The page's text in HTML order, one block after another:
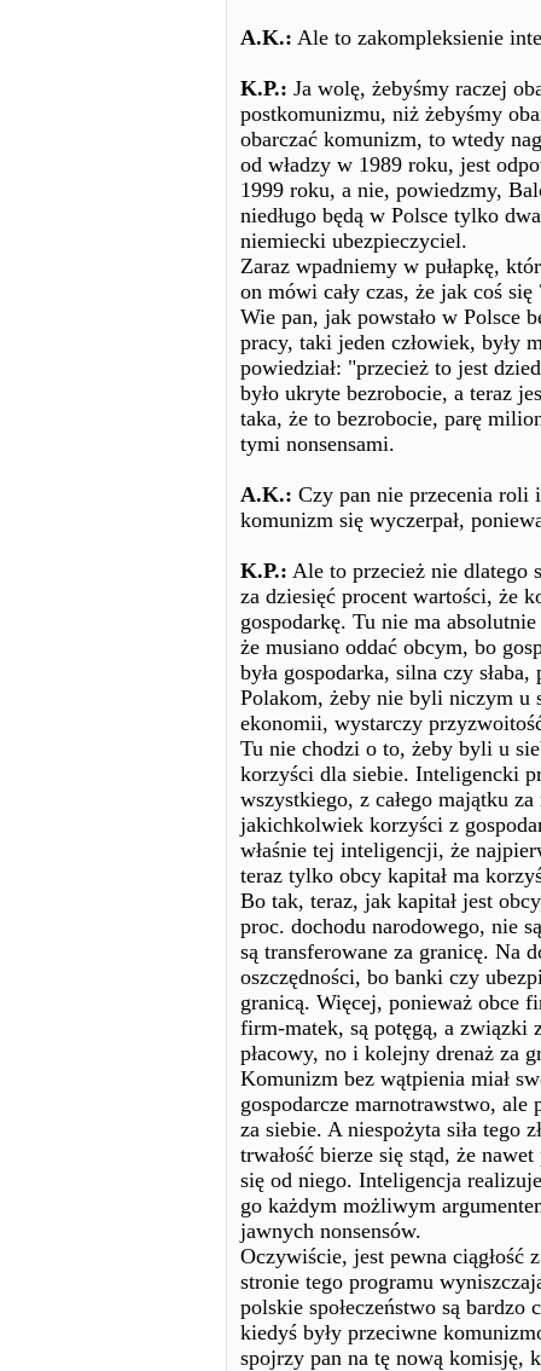
A.K.: Ale to zakompleksienie
K.P.: Ja wolę, żebyśmy raczej
postkomunizmu, niż żebyśmy
obarczać komunizm, to wtedy
od władzy w 1989 roku, jest
1999 roku, a nie, powiedzmy,
niedługo będą w Polsce tylko
niemiecki ubezpieczyciel.
Zaraz wpadniemy w pułapkę,
on mówi cały czas, że jak coś
Wie pan, jak powstało w Polsce
pracy, taki jeden człowiek, były
powiedział: "przecież to jest
było ukryte bezrobocie, a teraz
taka, że to bezrobocie, parę
tymi nonsensami.
A.K.: Czy pan nie przecenia roli
komunizm się wyczerpał,
K.P.: Ale to przecież nie dlatego
za dziesięć procent wartości, że
gospodarkę. Tu nie ma
że musiano oddać obcym, bo
była gospodarka, silna czy
Polakom, żeby nie byli niczym u
ekonomii, wystarczy
Tu nie chodzi o to, żeby byli u
korzyści dla siebie. Inteligencki
wszystkiego, z całego majątku
jakichkolwiek korzyści z
właśnie tej inteligencji, że
teraz tylko obcy kapitał ma
Bo tak, teraz, jak kapitał jest
proc. dochodu narodowego, nie
są transferowane za granicę. Na
oszczędności, bo banki czy
granicą. Więcej, ponieważ obce
firm-matek, są potęgą, a związki
płacowy, no i kolejny drenaż za
Komunizm bez wątpienia miał
gospodarcze marnotrawstwo,
za siebie. A niespożyta siła tego
trwałość bierze się stąd, że
się od niego. Inteligencja
go każdym możliwym
jawnych nonsensów.
Oczywiście, jest pewna ciągłość
stronie tego programu
polskie społeczeństwo są
kiedyś były przeciwne
spojrzy pan na tę nową komisję,